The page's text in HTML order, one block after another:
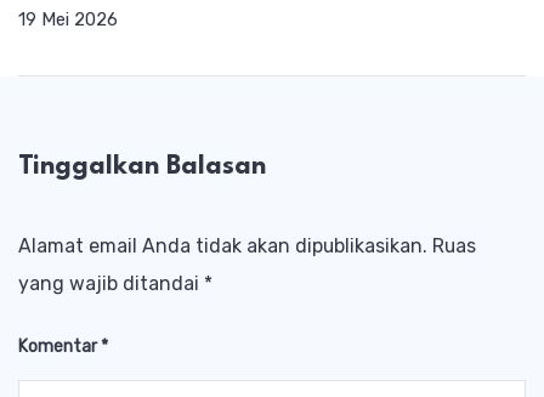
19 Mei 2026
Tinggalkan Balasan
Alamat email Anda tidak akan dipublikasikan. Ruas
yang wajib ditandai *
Komentar*